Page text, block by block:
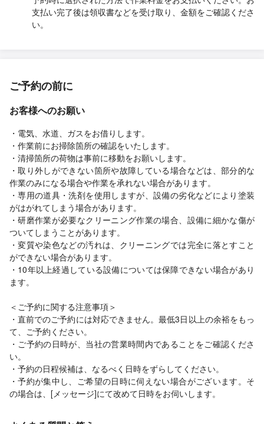
支払い完了後は領収書などを受け取り、金額をご確認くださ
い。
ご予約の前に
お客様へのお願い
・電気、水道、ガスをお借りします。
・作業前にお掃除箇所の確認をいたします。
・清掃箇所の荷物は事前に移動をお願いします。
・取り外しができない箇所や故障している場合などは、部分的な
作業のみになる場合や作業を承れない場合があります。
・専用の道具・洗剤を使用しますが、設備の劣化などにより塗装
がはがれてしまう場合があります。
・研磨作業が必要なクリーニング作業の場合、設備に細かな傷が
ついてしまうことがあります。
・変質や染色などの汚れは、クリーニングでは完全に落とすこと
ができない場合があります。
・10年以上経過している設備については保障できない場合があり
ます。
＜ご予約に関する注意事項＞
・直前でのご予約には対応できません。最低3日以上の余裕をもっ
て、ご予約ください。
・ご予約の日時が、当社の営業時間内であることをご確認くださ
い。
・予約の日程候補は、なるべく日時をずらしてください。
・予約が集中し、ご希望の日時に伺えない場合がございます。そ
の場合は、[メッセージ]にて改めて日時をお伺いします。